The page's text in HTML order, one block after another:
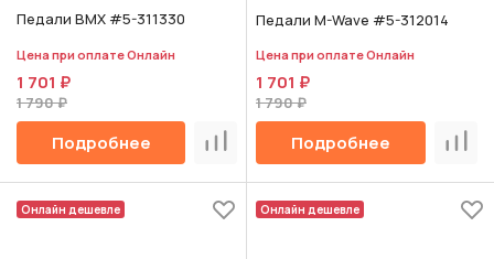
Педали BMX #5-311330
Цена при оплате Онлайн
1 701 ₽
1 790 ₽
Подробнее Сравнить
Педали M-Wave #5-312014
Цена при оплате Онлайн
1 701 ₽
1 790 ₽
Подробнее
Онлайн дешевле Онлайн дешевле